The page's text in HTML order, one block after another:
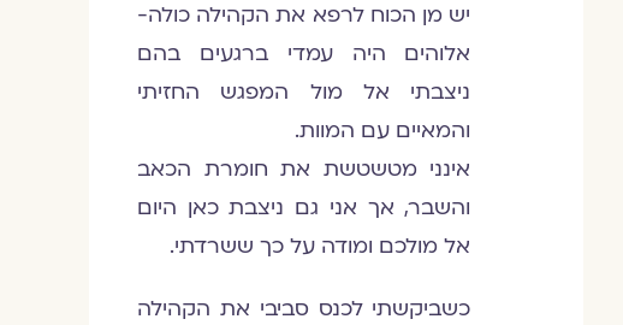
יש מן הכוח לרפא את הקהילה כולה-
אלוהים היה עמדי ברגעים בהם
ניצבתי אל מול המפגש החזיתי
והמאיים עם המוות.
אינני מטשטשת את חומרת הכאב
והשבר, אך אני גם ניצבת כאן היום
אל מולכם ומודה על כך ששרדתי.
כשביקשתי לכנס סביבי את הקהילה